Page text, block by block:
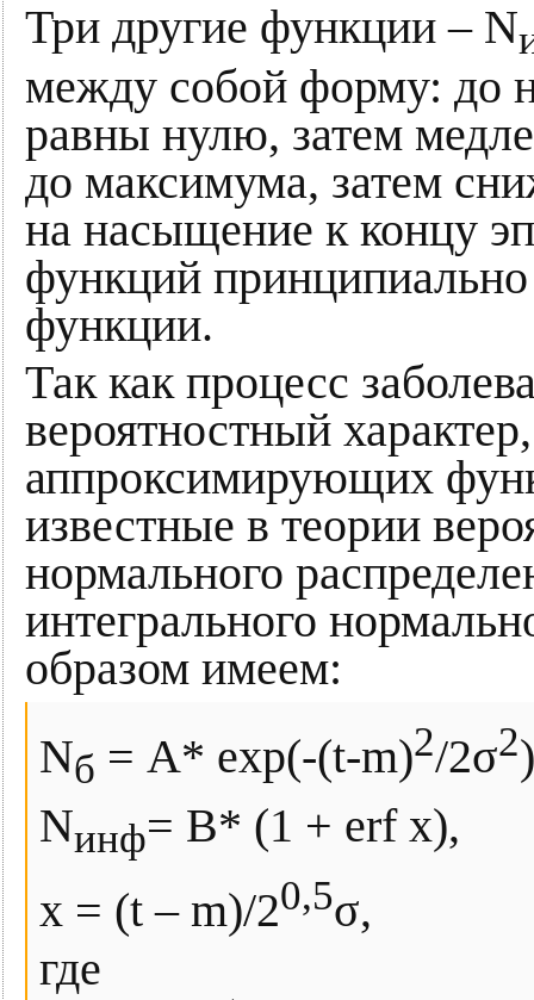
Три другие функции – N
между собой форму: до
равны нулю, затем
до максимума, затем
на насыщение к концу
функций принципиально
функции.
Так как процесс
вероятностный
аппроксимирующих
известные в теории
нормального
интегрального
образом имеем:
Nб = A* exp(-(t-m)2/2σ2
Nинф= B* (1 + erf x),
x = (t – m)/20,5σ,
где